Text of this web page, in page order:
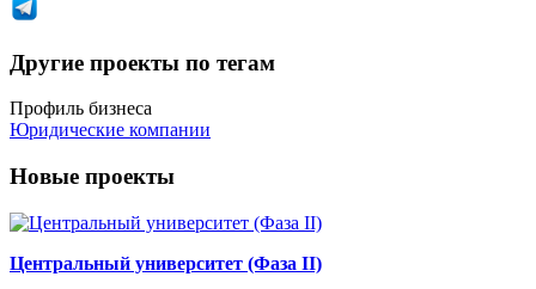
Другие проекты по тегам
Профиль бизнеса
Юридические компании
Новые проекты
Центральный университет (Фаза II)